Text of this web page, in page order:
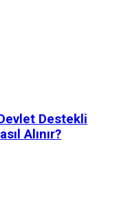
Destekli
Alınır?